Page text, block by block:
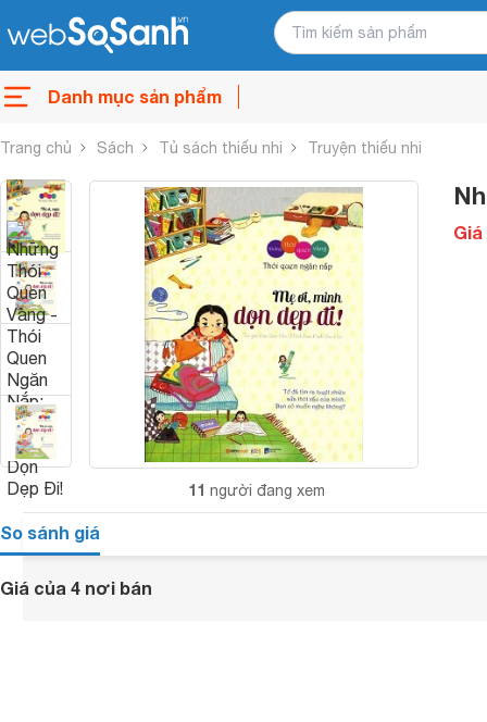
Danh mục sản phẩm
Trang chủ Sách Tủ sách thiếu nhi Truyện thiếu nhi
11 người đang xem
So sánh giá
Giá của 4 nơi bán